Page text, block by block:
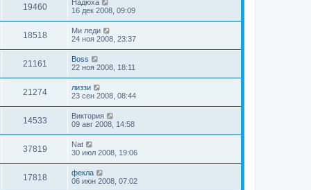
19460
Надюха
16 дек 2008, 09:09
18518
Ми леди
24 ноя 2008, 23:37
21161
Boss
22 ноя 2008, 18:11
21274
лиззи
23 сен 2008, 08:44
14533
Виктория
09 авг 2008, 14:58
37819
Nat
30 июл 2008, 19:06
17818
фекла
06 июн 2008, 07:02